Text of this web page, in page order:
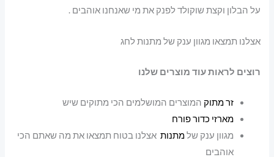
על הבלון וקצת שוקולד לפנק את מי שאנחנו אוהבים .
אצלנו תמצאו מגוון ענק של מתנות לחג
רוצים לראות עוד מוצרים שלנו
זר מתוק המוצרים המושלמים הכי מתוקים שיש
מארזי כדור פורח
מגוון ענק שלמתנות אצלנו בטוח תמצאו את מה שאתם הכי
אוהבים